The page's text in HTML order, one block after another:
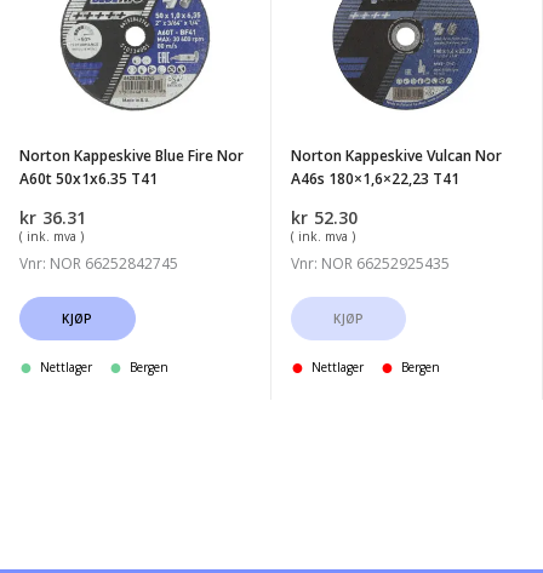
T41
Norton Kappeskive Blue Fire Nor
A60t 50x1x6.35 T41
kr 36.31
( ink. mva )
Vnr: NOR 66252842745
KJØP
Nettlager Bergen
Vulcan
180x1,6x22,23
Norton Kappeskive Vulcan Nor
A46s 180×1,6×22,23 T41
kr 52.30
( ink. mva )
Vnr: NOR 66252925435
KJØP
Nettlager Bergen